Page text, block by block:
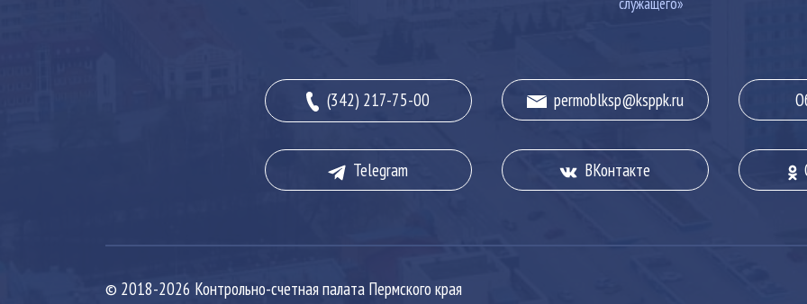
(342) 217-75-00 permoblksp@ksppk.ru
Telegram ВКонтакте
© 2018-2026 Контрольно-счетная палата Пермского края